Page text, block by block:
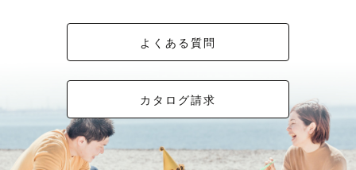
カタチに残すお手伝いをしたいなと思います。
最後までお読みくださり、
ありがとうございました。
よくある質問
カタログ請求